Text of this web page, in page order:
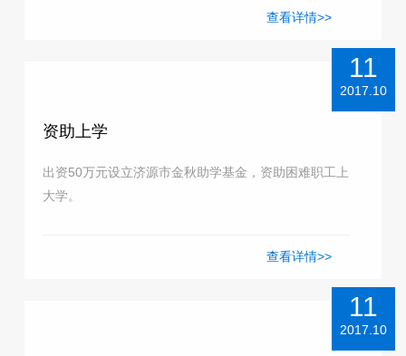
查看详情>>
资助上学
出资50万元设立济源市金秋助学基金，资助困难职工上
大学。
查看详情>>
11
2017.10
11
2017.10